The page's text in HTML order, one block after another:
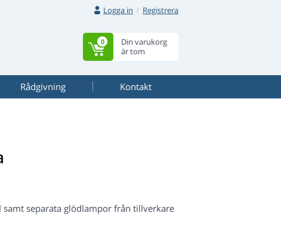
Logga in
Registrera
Din varukorg
är tom
0
Rådgivning Kontakt
separata glödlampor från tillverkare